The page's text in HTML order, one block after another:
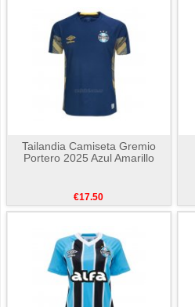
Tailandia Camiseta Gremio
Portero 2025 Azul Amarillo
€17.50